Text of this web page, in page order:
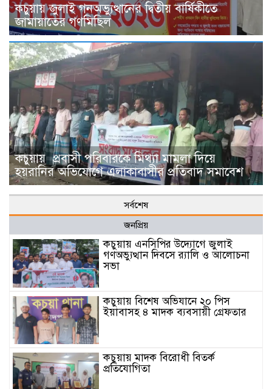
কচুয়ায় জুলাই গনঅভ্যুত্থানের দ্বিতীয় বার্ষিকীতে
জামায়াতের গণমিছিল
কচুয়ায় প্রবাসী পরিবারকে মিথ্যা মামলা দিয়ে
হয়রানির অভিযোগে এলাকাবাসীর প্রতিবাদ সমাবেশ
সর্বশেষ
জনপ্রিয়
কচুয়ায় এনসিপির উদ্যোগে জুলাই
গণঅভ্যুত্থান দিবসে র‌্যালি ও আলোচনা
সভা
কচুয়ায় বিশেষ অভিযানে ২০ পিস
ইয়াবাসহ ৪ মাদক ব্যবসায়ী গ্রেফতার
কচুয়ায় মাদক বিরোধী বিতর্ক
প্রতিযোগিতা